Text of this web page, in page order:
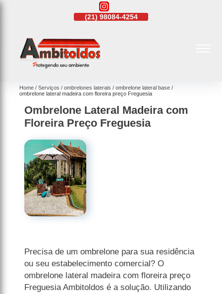
(21)98084-4254
Home Serviços ombrelones laterais
ombrelone lateral base
ombrelone lateral madeira com floreira preço Freguesia
Ombrelone Lateral Madeira com
Floreira Preço Freguesia
Precisa de um ombrelone para sua residência
ou seu estabelecimento comercial? O
ombrelone lateral madeira com floreira preço
Freguesia Ambitoldos é a solução. Utilizando